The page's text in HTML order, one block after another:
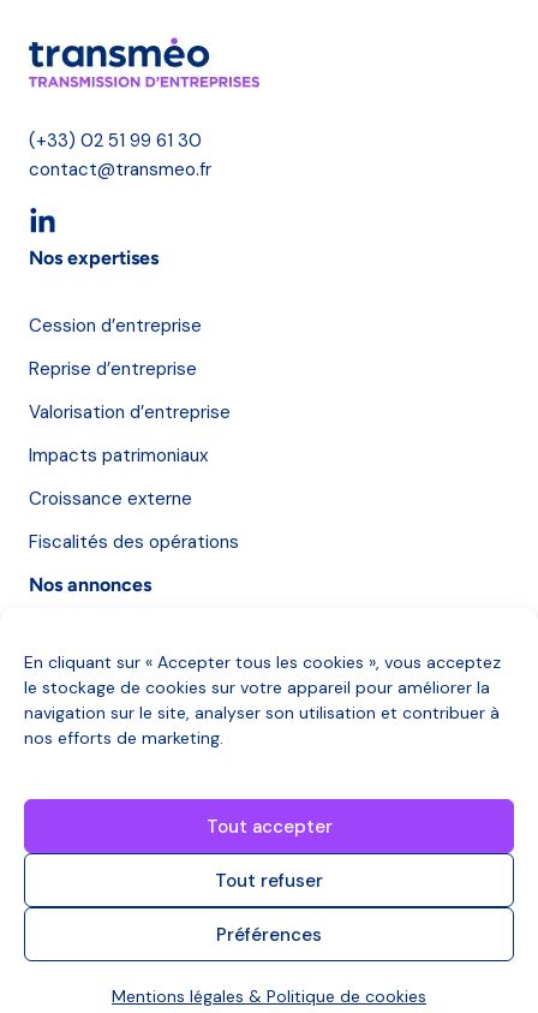
En cliquant sur « Accepter tous les cookies », vous acceptez
le stockage de cookies sur votre appareil pour améliorer la
navigation sur le site, analyser son utilisation et contribuer à
nos efforts de marketing.
Tout accepter
Tout refuser
Préférences
Mentions légales & Politique de cookies
(+33) 02 51 99 61 30
contact@transmeo.fr
Nos expertises
Cession d’entreprise
Reprise d’entreprise
Valorisation d’entreprise
Impacts patrimoniaux
Croissance externe
Fiscalités des opérations
Nos annonces
Nos annonces
Qui sommes-nous ?
Des questions ?
Copyright © 2025
Mentions légales|